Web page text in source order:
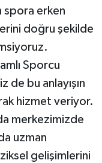
spora erken
doğru şekilde
Sporcu
bu anlayışın
hizmet veriyor.
merkezimizde
uzman
gelişimlerini